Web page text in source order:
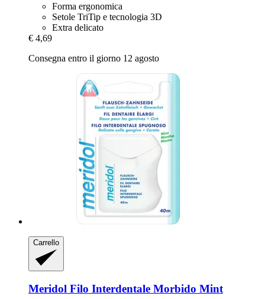
Forma ergonomica
Setole TriTip e tecnologia 3D
Extra delicato
€ 4,69
Consegna entro il giorno 12 agosto
Carrello
Meridol Filo Interdentale Morbido Mint